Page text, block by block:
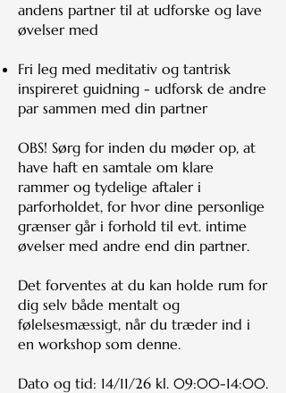
andens partner til at udforske og lave
øvelser med
Fri leg med meditativ og tantrisk
inspireret guidning - udforsk de andre
par sammen med din partner
OBS! Sørg for inden du møder op, at
have haft en samtale om klare
rammer og tydelige aftaler i
parforholdet, for hvor dine personlige
grænser går i forhold til evt. intime
øvelser med andre end din partner.
Det forventes at du kan holde rum for
dig selv både mentalt og
følelsesmæssigt, når du træder ind i
en workshop som denne.
Dato og tid: 14/11/26 kl. 09:00-14:00.